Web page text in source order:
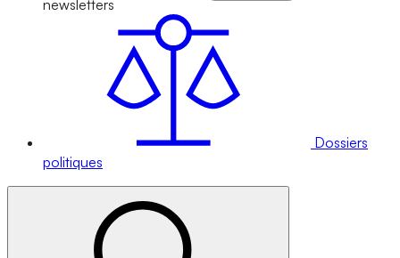
newsletters
Dossiers
politiques